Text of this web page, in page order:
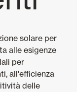
solare per
alle esigenze
per
all'efficienza
delle